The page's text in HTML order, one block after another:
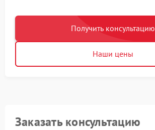
Получить консультацию
Наши цены
Заказать консультацию